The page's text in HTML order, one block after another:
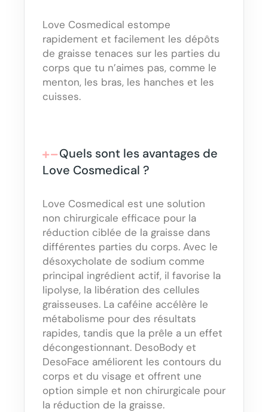
Love Cosmedical estompe
rapidement et facilement les dépôts
de graisse tenaces sur les parties du
corps que tu n’aimes pas, comme le
menton, les bras, les hanches et les
cuisses.
Quels sont les avantages de
Love Cosmedical ?
Love Cosmedical est une solution
non chirurgicale efficace pour la
réduction ciblée de la graisse dans
différentes parties du corps. Avec le
désoxycholate de sodium comme
principal ingrédient actif, il favorise la
lipolyse, la libération des cellules
graisseuses. La caféine accélère le
métabolisme pour des résultats
rapides, tandis que la prêle a un effet
décongestionnant. DesoBody et
DesoFace améliorent les contours du
corps et du visage et offrent une
option simple et non chirurgicale pour
la réduction de la graisse.